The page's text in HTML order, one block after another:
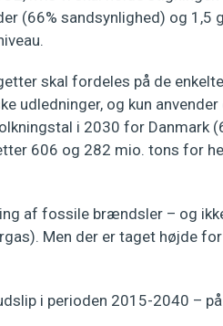
(66% sandsynlighed) og 1,5
skal fordeles på de
udledninger, og kun
i 2030 for Danmark
606 og 282 mio. tons for
af fossile brændsler – og
Men der er taget højde
i perioden 2015-2040 –